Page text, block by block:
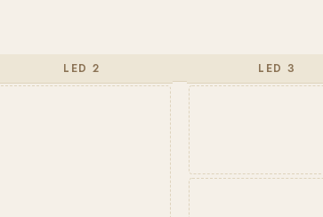
LED 2 LED 3